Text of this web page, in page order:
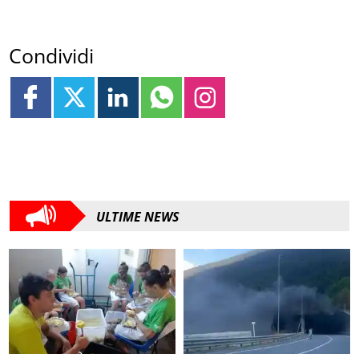
Condividi
ULTIME NEWS